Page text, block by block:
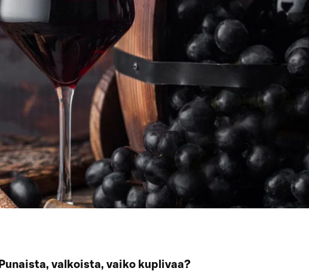
Punaista, valkoista, vaiko kuplivaa?